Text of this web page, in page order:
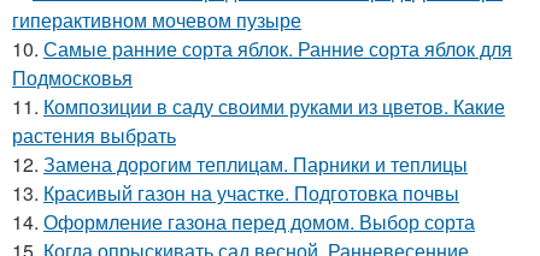
гиперактивном мочевом пузыре
10. Самые ранние сорта яблок. Ранние сорта яблок для
Подмосковья
11. Композиции в саду своими руками из цветов. Какие
растения выбрать
12. Замена дорогим теплицам. Парники и теплицы
13. Красивый газон на участке. Подготовка почвы
14. Оформление газона перед домом. Выбор сорта